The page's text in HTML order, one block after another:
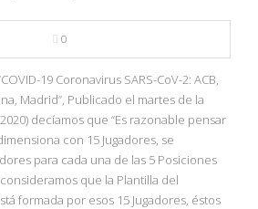
0
19 Coronavirus SARS-CoV-2: ACB,
Madrid”, Publicado el martes de la
decíamos que “Es razonable pensar
con 15 Jugadores, se
para cada una de las 5 Posiciones
que la Plantilla del
formada por esos 15 Jugadores, éstos